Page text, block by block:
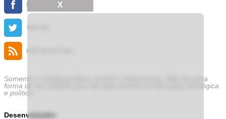
FACEBOOK
TWITTER
FEED DE NOTÍCIAS
Somente a cidadania plena conduz à democracia. Não há outra
forma de ser cidadão que não seja através da educação ideológica
e política.
Desenvolvedor
X